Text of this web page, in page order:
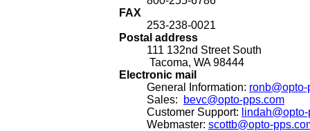
FAX
253-238-0021
Postal address
111 132nd Street South
Tacoma, WA 98444
Electronic mail
General Information:
Sales:
bevc@opto-pps.com
Customer Support:
Webmaster: scottb@opto-